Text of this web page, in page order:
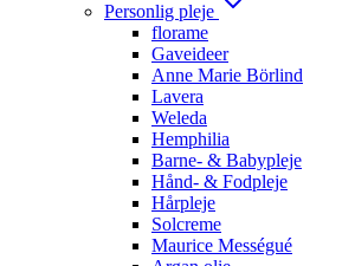
Personlig pleje
florame
Gaveideer
Anne Marie Börlind
Lavera
Weleda
Hemphilia
Barne- & Babypleje
Hånd- & Fodpleje
Hårpleje
Solcreme
Maurice Mességué